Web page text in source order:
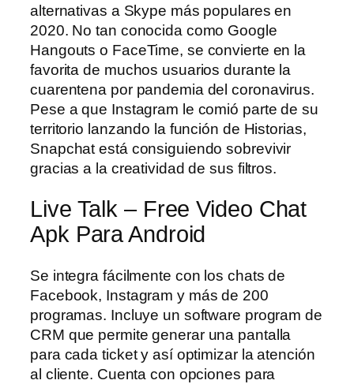
alternativas a Skype más populares en
2020. No tan conocida como Google
Hangouts o FaceTime, se convierte en la
favorita de muchos usuarios durante la
cuarentena por pandemia del coronavirus.
Pese a que Instagram le comió parte de su
territorio lanzando la función de Historias,
Snapchat está consiguiendo sobrevivir
gracias a la creatividad de sus filtros.
Live Talk – Free Video Chat
Apk Para Android
Se integra fácilmente con los chats de
Facebook, Instagram y más de 200
programas. Incluye un software program de
CRM que permite generar una pantalla
para cada ticket y así optimizar la atención
al cliente. Cuenta con opciones para